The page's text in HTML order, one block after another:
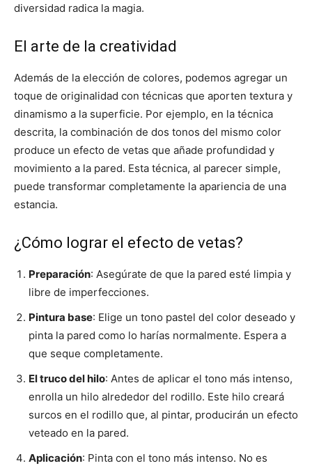
diversidad radica la magia.
El arte de la creatividad
Además de la elección de colores, podemos agregar un
toque de originalidad con técnicas que aporten textura y
dinamismo a la superficie. Por ejemplo, en la técnica
descrita, la combinación de dos tonos del mismo color
produce un efecto de vetas que añade profundidad y
movimiento a la pared. Esta técnica, al parecer simple,
puede transformar completamente la apariencia de una
estancia.
¿Cómo lograr el efecto de vetas?
Preparación: Asegúrate de que la pared esté limpia y
libre de imperfecciones.
Pintura base: Elige un tono pastel del color deseado y
pinta la pared como lo harías normalmente. Espera a
que seque completamente.
El truco del hilo: Antes de aplicar el tono más intenso,
enrolla un hilo alrededor del rodillo. Este hilo creará
surcos en el rodillo que, al pintar, producirán un efecto
veteado en la pared.
Aplicación: Pinta con el tono más intenso. No es